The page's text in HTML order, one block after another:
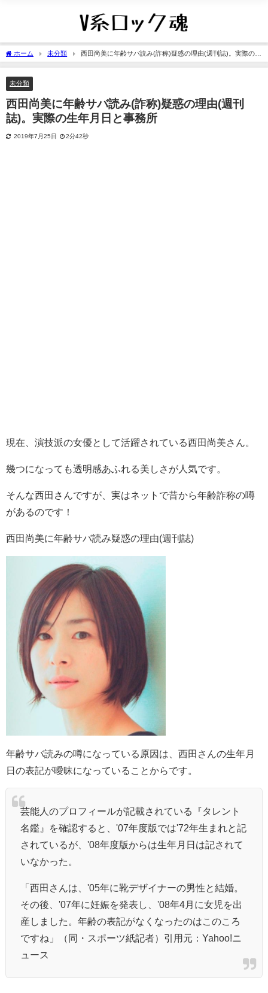
ホーム 未分類
西田尚美に年齢サバ読み(詐称)疑惑の理由(週刊誌)。実際の生
年月日と事務所
未分類
西田尚美に年齢サバ読み(詐称)疑惑の理由(週刊
誌)。実際の生年月日と事務所
2019年7月25日 2分42秒
現在、演技派の女優として活躍されている西田尚美さん。
幾つになっても透明感あふれる美しさが人気です。
そんな西田さんですが、実はネットで昔から年齢詐称の噂
があるのです！
西田尚美に年齢サバ読み疑惑の理由(週刊誌)
年齢サバ読みの噂になっている原因は、西田さんの生年月
日の表記が曖昧になっていることからです。
芸能人のプロフィールが記載されている『タレント
名鑑』を確認すると、'07年度版では'72年生まれと記
されているが、'08年度版からは生年月日は記されて
いなかった。
「西田さんは、'05年に靴デザイナーの男性と結婚。
その後、'07年に妊娠を発表し、'08年4月に女児を出
産しました。年齢の表記がなくなったのはこのころ
ですね」（同・スポーツ紙記者）引用元：Yahoo!ニ
ュース